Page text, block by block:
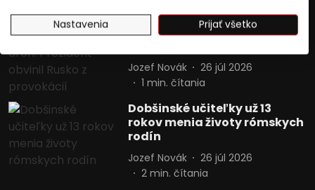
Rumunsko zostrelilo ďalší
dron. Prezident obvinil Rusko
Jozef Novák
26 júl 2026
1 min. čítania
Dobšinské učiteľky už 13
rokov menia životy rómskych
rodín
Jozef Novák
26 júl 2026
2 min. čítania
štatistík alebo spájania údajov z rôznych zdrojov. Vývoj a
zlepšovanie služieb. Použitie obmedzených údajov na výber
obsahu.
USA.
Váš súhlas a zásady používania cookie sa vzťahujú výlučne na
túto webovú stránku/aplikáciu.
Zobraziť zoznam partnerov (1009 predajcovia IAB)
Vaše údaje používame na nasledujúce účely:
Účely spracovania IAB:
Uchovávanie alebo prístup k
informáciám na zariadení
Nastavenia Prijať všetko